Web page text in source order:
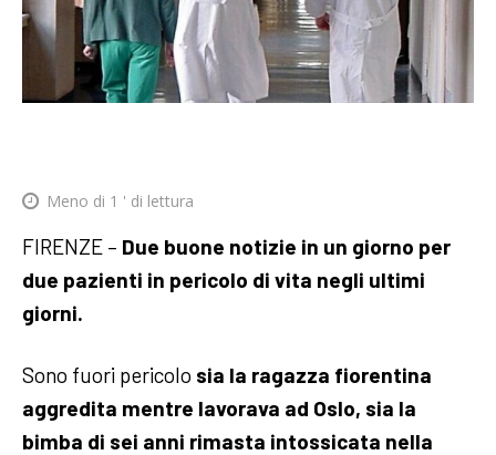
Meno di 1 ' di lettura
FIRENZE – Due buone notizie in un giorno per
due pazienti in pericolo di vita negli ultimi
giorni.
Sono fuori pericolo sia la ragazza fiorentina
aggredita mentre lavorava ad Oslo, sia la
bimba di sei anni rimasta intossicata nella